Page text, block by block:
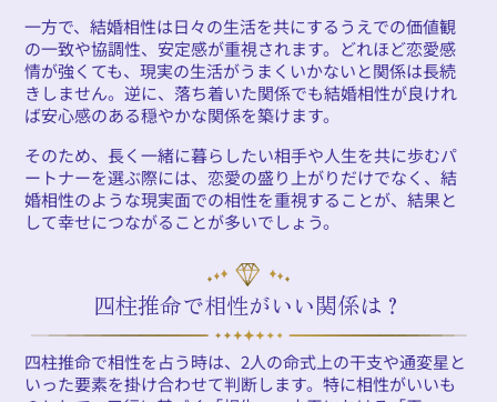
一方で、結婚相性は日々の生活を共にするうえでの価値観
の一致や協調性、安定感が重視されます。どれほど恋愛感
情が強くても、現実の生活がうまくいかないと関係は長続
きしません。逆に、落ち着いた関係でも結婚相性が良けれ
ば安心感のある穏やかな関係を築けます。
そのため、長く一緒に暮らしたい相手や人生を共に歩むパ
ートナーを選ぶ際には、恋愛の盛り上がりだけでなく、結
婚相性のような現実面での相性を重視することが、結果と
して幸せにつながることが多いでしょう。
四柱推命で相性がいい関係は？
四柱推命で相性を占う時は、2人の命式上の干支や通変星と
いった要素を掛け合わせて判断します。特に相性がいいも